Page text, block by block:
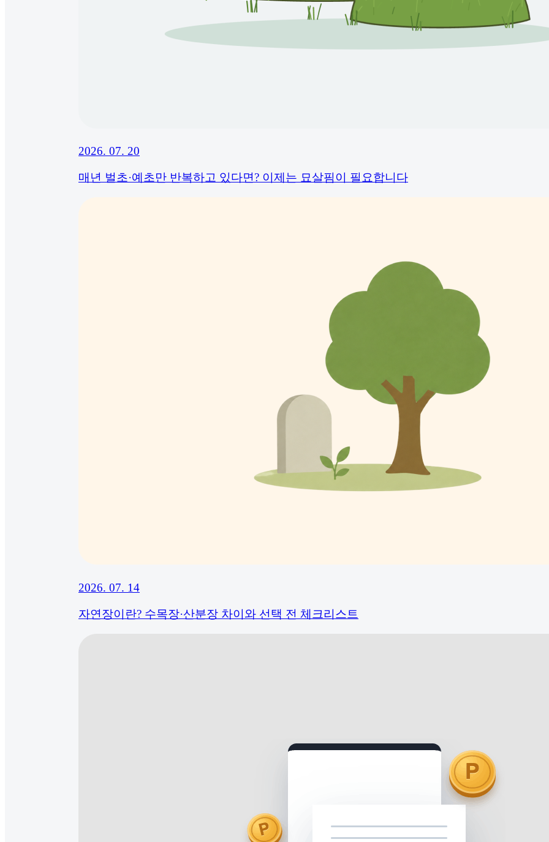
2026. 07. 20
매년 벌초·예초만 반복하고 있다면? 이제는 묘살핌이 필요합니다
2026. 07. 14
자연장이란? 수목장·산분장 차이와 선택 전 체크리스트